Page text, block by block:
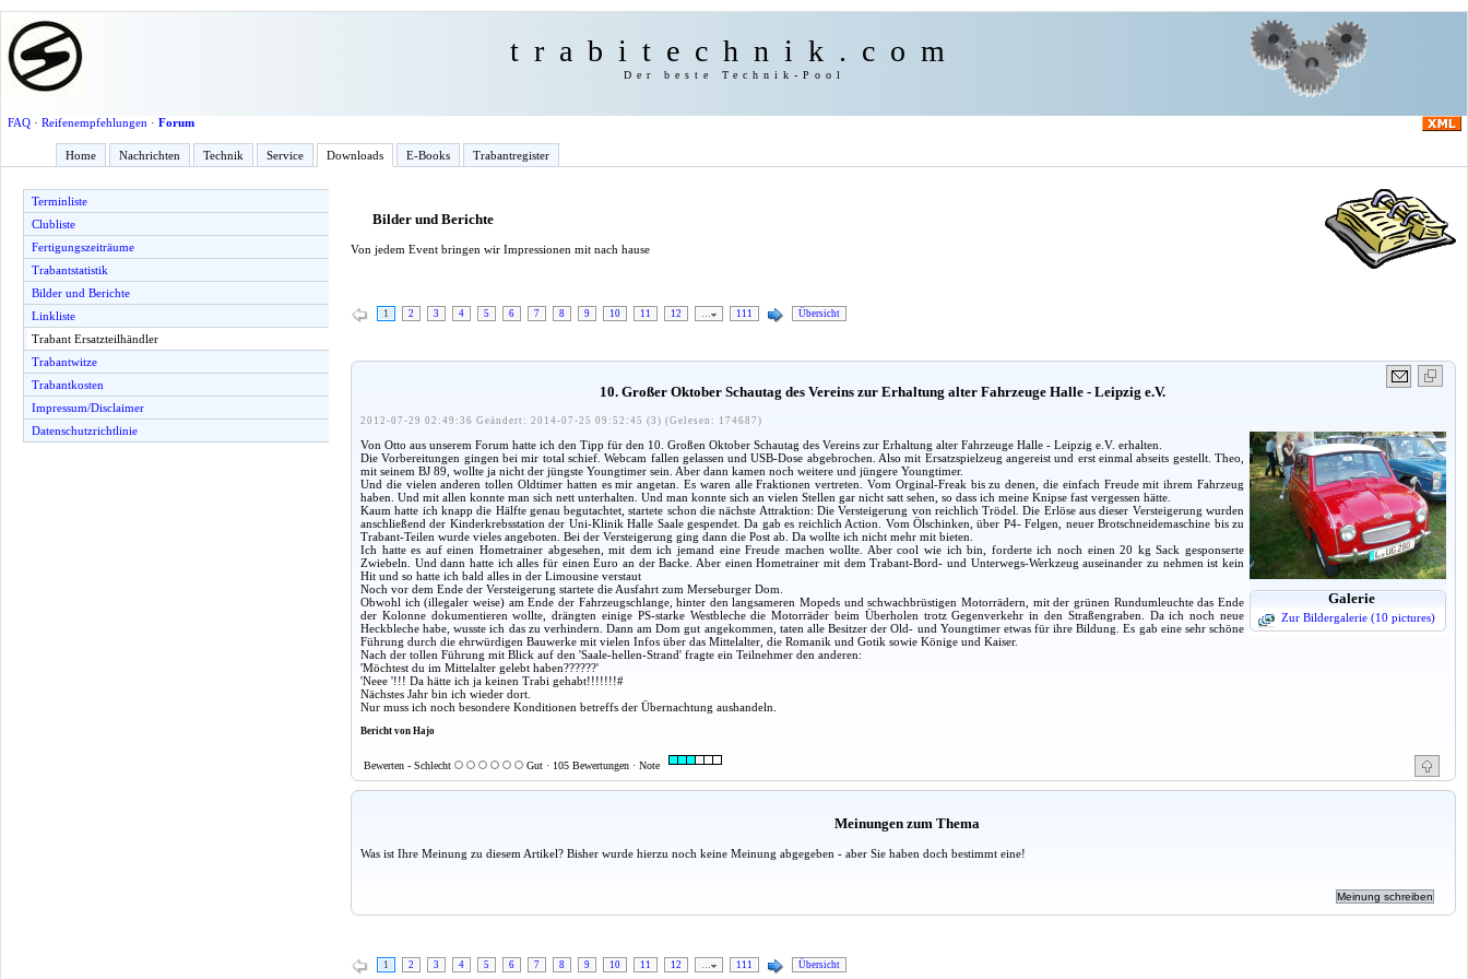
trabitechnik.com
Der beste Technik-Pool
FAQ· Reifenempfehlungen · Forum
Home Nachrichten Technik Service Downloads E-Books Trabantregister
Terminliste
Clubliste
Fertigungszeiträume
Trabantstatistik
Bilder und Berichte
Linkliste
Trabant Ersatzteilhändler
Trabantwitze
Trabantkosten
Impressum/Disclaimer
Datenschutzrichtlinie
Bilder und Berichte
Von jedem Event bringen wir Impressionen mit nach hause
1 2 3 4 5 6 7 8 9 10 11 12 … 111 Übersicht
10. Großer Oktober Schautag des Vereins zur Erhaltung alter Fahrzeuge Halle - Leipzig e.V.
2012-07-29 02:49:36 Geändert: 2014-07-25 09:52:45 (3) (Gelesen: 174687)
Galerie
Zur Bildergalerie (10 pictures)
Von Otto aus unserem Forum hatte ich den Tipp für den 10. Großen Oktober Schautag des Vereins zur Erhaltung alter Fahrzeuge Halle - Leipzig e.V. erhalten.
Die Vorbereitungen gingen bei mir total schief. Webcam fallen gelassen und USB-Dose abgebrochen. Also mit Ersatzspielzeug angereist und erst einmal abseits gestellt. Theo,
mit seinem BJ 89, wollte ja nicht der jüngste Youngtimer sein. Aber dann kamen noch weitere und jüngere Youngtimer.
Und die vielen anderen tollen Oldtimer hatten es mir angetan. Es waren alle Fraktionen vertreten. Vom Orginal-Freak bis zu denen, die einfach Freude mit ihrem Fahrzeug
haben. Und mit allen konnte man sich nett unterhalten. Und man konnte sich an vielen Stellen gar nicht satt sehen, so dass ich meine Knipse fast vergessen hätte.
Kaum hatte ich knapp die Hälfte genau begutachtet, startete schon die nächste Attraktion: Die Versteigerung von reichlich Trödel. Die Erlöse aus dieser Versteigerung wurden
anschließend der Kinderkrebsstation der Uni-Klinik Halle Saale gespendet. Da gab es reichlich Action. Vom Ölschinken, über P4- Felgen, neuer Brotschneidemaschine bis zu
Trabant-Teilen wurde vieles angeboten. Bei der Versteigerung ging dann die Post ab. Da wollte ich nicht mehr mit bieten.
Ich hatte es auf einen Hometrainer abgesehen, mit dem ich jemand eine Freude machen wollte. Aber cool wie ich bin, forderte ich noch einen 20 kg Sack gesponserte
Zwiebeln. Und dann hatte ich alles für einen Euro an der Backe. Aber einen Hometrainer mit dem Trabant-Bord- und Unterwegs-Werkzeug auseinander zu nehmen ist kein
Hit und so hatte ich bald alles in der Limousine verstaut
Noch vor dem Ende der Versteigerung startete die Ausfahrt zum Merseburger Dom.
Obwohl ich (illegaler weise) am Ende der Fahrzeugschlange, hinter den langsameren Mopeds und schwachbrüstigen Motorrädern, mit der grünen Rundumleuchte das Ende
der Kolonne dokumentieren wollte, drängten einige PS-starke Westbleche die Motorräder beim Überholen trotz Gegenverkehr in den Straßengraben. Da ich noch neue
Heckbleche habe, wusste ich das zu verhindern. Dann am Dom gut angekommen, taten alle Besitzer der Old- und Youngtimer etwas für ihre Bildung. Es gab eine sehr schöne
Führung durch die ehrwürdigen Bauwerke mit vielen Infos über das Mittelalter, die Romanik und Gotik sowie Könige und Kaiser.
Nach der tollen Führung mit Blick auf den 'Saale-hellen-Strand' fragte ein Teilnehmer den anderen:
'Möchtest du im Mittelalter gelebt haben??????'
'Neee '!!! Da hätte ich ja keinen Trabi gehabt!!!!!!!#
Nächstes Jahr bin ich wieder dort.
Nur muss ich noch besondere Konditionen betreffs der Übernachtung aushandeln.
Bericht von Hajo
Bewerten - Schlecht Gut · 105 Bewertungen · Note
Meinungen zum Thema
Was ist Ihre Meinung zu diesem Artikel? Bisher wurde hierzu noch keine Meinung abgegeben - aber Sie haben doch bestimmt eine!
1 2 3 4 5 6 7 8 9 10 11 12 111 Übersicht